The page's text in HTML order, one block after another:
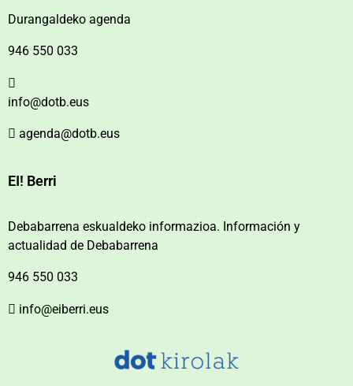
Durangaldeko agenda
946 550 033
info@dotb.eus
agenda@dotb.eus
EI! Berri
Debabarrena eskualdeko informazioa. Información y
actualidad de Debabarrena
946 550 033
info@eiberri.eus